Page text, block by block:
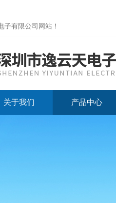
子有限公司网站 ！
关于我们 产品中心